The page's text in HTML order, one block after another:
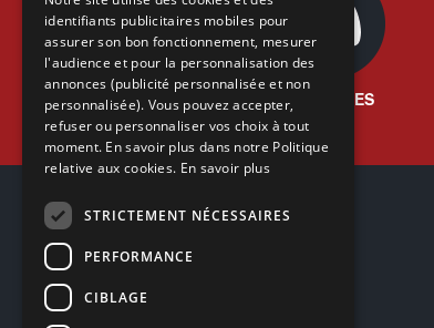
JEUX VIDÉO CONSOLES
Contactez-nous
Trouver un magasin
Rachat cartes Pokémon
Réservation par SMS
ENGLISH
identifiants publicitaires mobiles pour
assurer son bon fonctionnement, mesurer
l'audience et pour la personnalisation des
annonces (publicité personnalisée et non
personnalisée). Vous pouvez accepter,
refuser ou personnaliser vos choix à tout
moment. En savoir plus dans notre Politique
relative aux cookies. En savoir plus
STRICTEMENT NÉCESSAIRES
PERFORMANCE
CIBLAGE